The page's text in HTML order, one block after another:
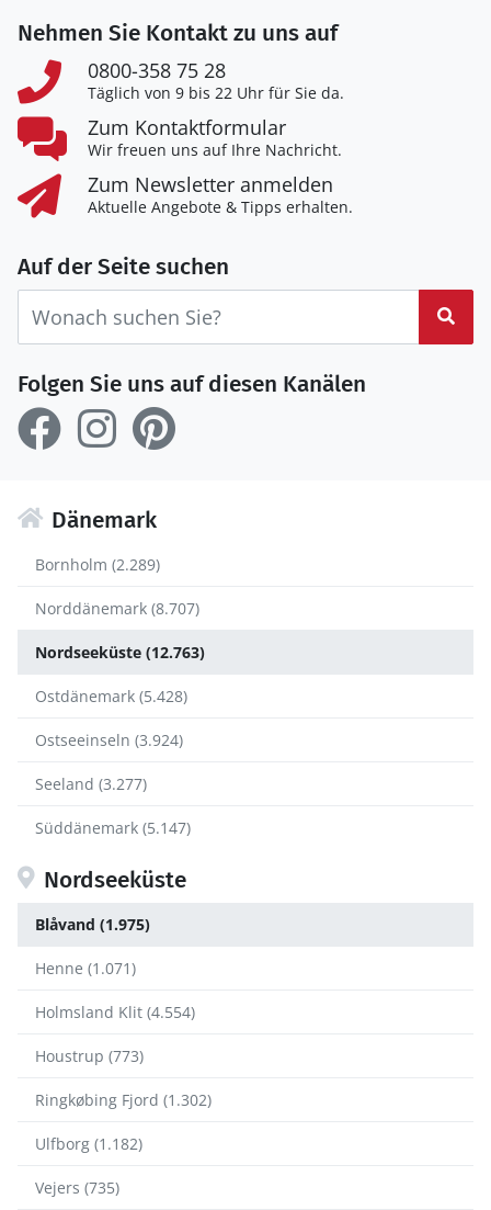
Nehmen Sie Kontakt zu uns auf
0800-358 75 28
Täglich von 9 bis 22 Uhr für Sie da.
Zum Kontaktformular
Wir freuen uns auf Ihre Nachricht.
Zum Newsletter anmelden
Aktuelle Angebote & Tipps erhalten.
Auf der Seite suchen
Folgen Sie uns auf diesen Kanälen
Dänemark
Bornholm (2.289)
Norddänemark (8.707)
Nordseeküste (12.763)
Ostdänemark (5.428)
Ostseeinseln (3.924)
Seeland (3.277)
Süddänemark (5.147)
Nordseeküste
Blåvand (1.975)
Henne (1.071)
Holmsland Klit (4.554)
Houstrup (773)
Ringkøbing Fjord (1.302)
Ulfborg (1.182)
Vejers (735)